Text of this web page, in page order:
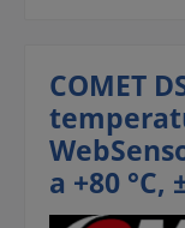
COMET
a +80 °C,